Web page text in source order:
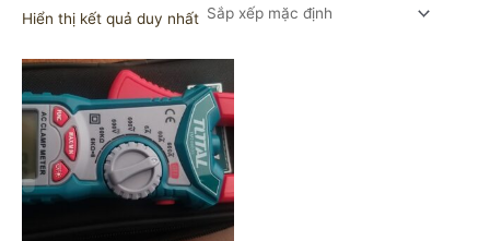
Hiển thị kết quả duy nhất